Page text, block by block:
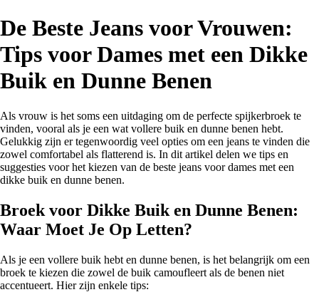
De Beste Jeans voor Vrouwen:
Tips voor Dames met een Dikke
Buik en Dunne Benen
Als vrouw is het soms een uitdaging om de perfecte spijkerbroek te
vinden, vooral als je een wat vollere buik en dunne benen hebt.
Gelukkig zijn er tegenwoordig veel opties om een jeans te vinden die
zowel comfortabel als flatterend is. In dit artikel delen we tips en
suggesties voor het kiezen van de beste jeans voor dames met een
dikke buik en dunne benen.
Broek voor Dikke Buik en Dunne Benen:
Waar Moet Je Op Letten?
Als je een vollere buik hebt en dunne benen, is het belangrijk om een
broek te kiezen die zowel de buik camoufleert als de benen niet
accentueert. Hier zijn enkele tips: